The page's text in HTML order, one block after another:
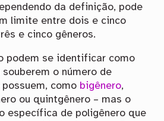
da definição, pode
limite entre dois e cinco
e cinco gêneros.
podem se identificar como
souberem o número de
como bigênero,
ou quintgênero – mas o
específica de poligênero que